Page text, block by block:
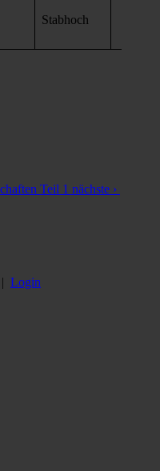
Stabhoch
Teil 1 nächste ›
| Login